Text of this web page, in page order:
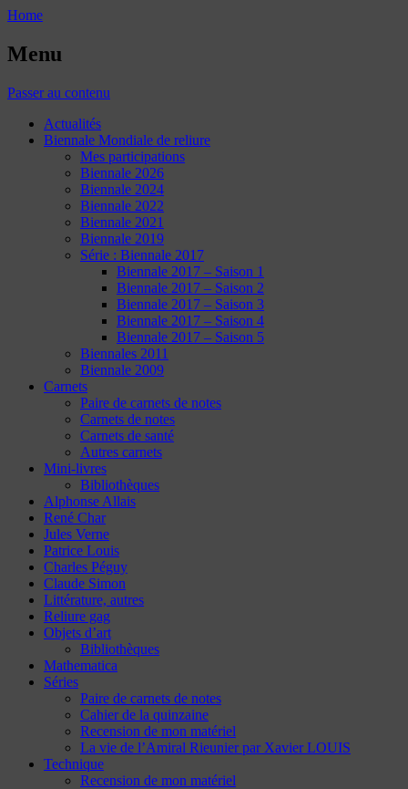
Home
Menu
Passer au contenu
Actualités
Biennale Mondiale de reliure
Mes participations
Biennale 2026
Biennale 2024
Biennale 2022
Biennale 2021
Biennale 2019
Série : Biennale 2017
Biennale 2017 – Saison 1
Biennale 2017 – Saison 2
Biennale 2017 – Saison 3
Biennale 2017 – Saison 4
Biennale 2017 – Saison 5
Biennales 2011
Biennale 2009
Carnets
Paire de carnets de notes
Carnets de notes
Carnets de santé
Autres carnets
Mini-livres
Bibliothèques
Alphonse Allais
René Char
Jules Verne
Patrice Louis
Charles Péguy
Claude Simon
Littérature, autres
Reliure gag
Objets d’art
Bibliothèques
Mathematica
Séries
Paire de carnets de notes
Cahier de la quinzaine
Recension de mon matériel
La vie de l’Amiral Rieunier par Xavier LOUIS
Technique
Recension de mon matériel